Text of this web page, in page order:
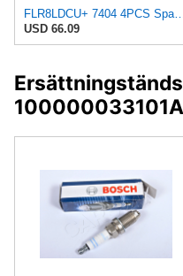
FLR8LDCU+ 7404 4PCS Spark Ignition Plug Compatible With VW Suzuki Compatible With BMW Opel
USD 66.09